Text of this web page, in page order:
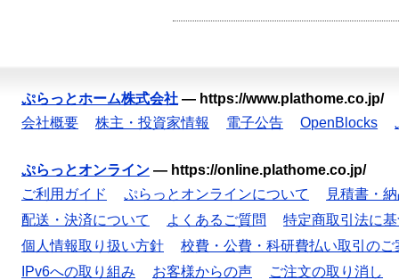
ぷらっとホーム株式会社 — https://www.plathome.co.jp/
会社概要
株主・投資家情報 電子公告 OpenBlocks
ぷらっとオンライン — https://online.plathome.co.jp/
ご利用ガイド
ぷらっとオンラインについて
見積書・
配送・決済について
よくあるご質問
特定商取引法に
個人情報取り扱い方針
校費・公費・科研費払い取引のご
IPv6への取り組み
お客様からの声 ご注文の取り消し